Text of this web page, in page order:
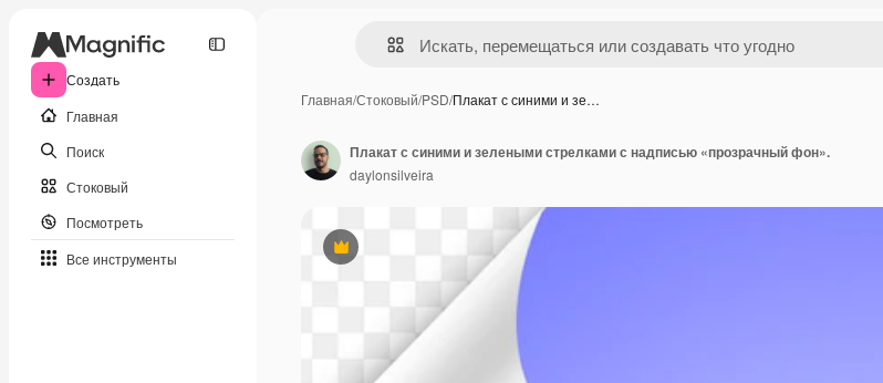
Создать
Главная
Поиск
Стоковый
Посмотреть
Все инструменты
Главная/Стоковый/PSD/Плакат с синими и зе…
Премиум
Плакат с синими и зелеными стрелками с надписью «прозрачный фон».
daylonsilveira